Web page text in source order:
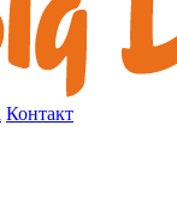
Контакт